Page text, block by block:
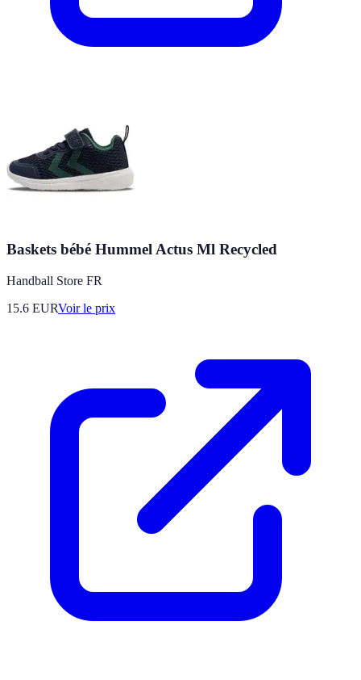
Baskets bébé Hummel Actus Ml Recycled
Handball Store FR
15.6 EURVoir le prix